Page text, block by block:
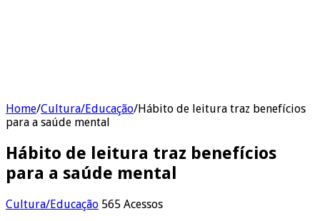
Home/Cultura/Educação/Hábito de leitura traz benefícios
para a saúde mental
Hábito de leitura traz benefícios
para a saúde mental
Cultura/Educação 565 Acessos